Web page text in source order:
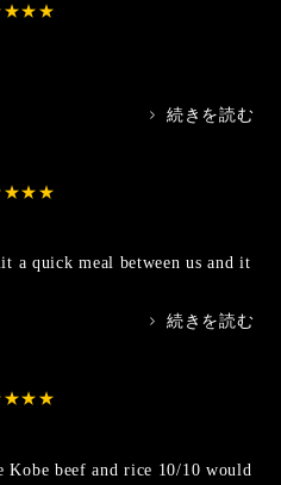
>
続きを読む
a quick meal between us and it
>
続きを読む
Kobe beef and rice 10/10 would